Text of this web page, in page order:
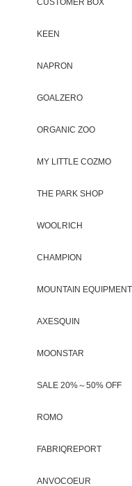
KEEN
NAPRON
GOALZERO
ORGANIC ZOO
MY LITTLE COZMO
THE PARK SHOP
WOOLRICH
CHAMPION
MOUNTAIN EQUIPMENT
AXESQUIN
MOONSTAR
SALE 20%～50% OFF
ROMO
FABRIQREPORT
ANVOCOEUR